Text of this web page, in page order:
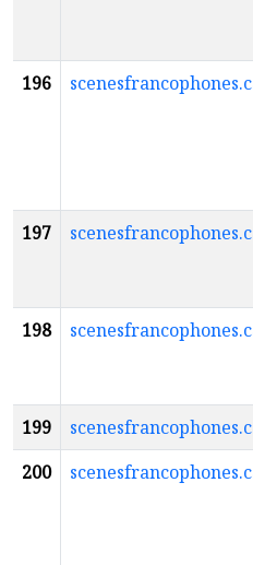
196
197
198
199
200